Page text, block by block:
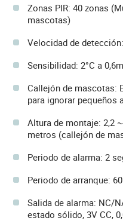
Zonas PIR: 40 zonas
mascotas)
Velocidad de
Sensibilidad: 2°C a
Callejón de mascotas:
para ignorar pequeños
Altura de montaje: 2,2
metros (callejón de
Periodo de alarma: 2
Periodo de arranque:
Salida de alarma: NC/
estado sólido, 3V CC,